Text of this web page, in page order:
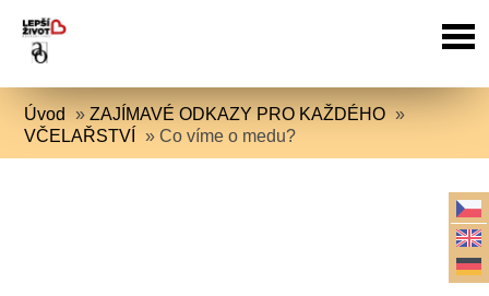
Úvod »ZAJÍMAVÉ ODKAZY PRO KAŽDÉHO »
VČELAŘSTVÍ
»Co víme o medu?